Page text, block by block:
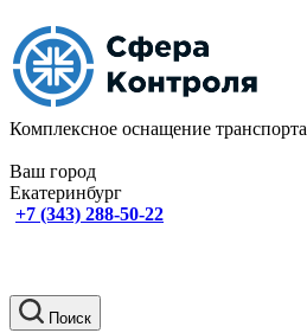
Комплексное оснащение транспорта
Ваш город
Екатеринбург
+7 (343) 288-50-22
Поиск